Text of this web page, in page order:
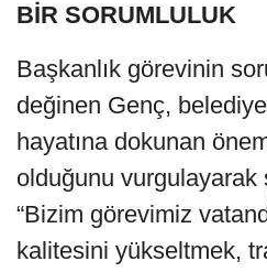
BİR SORUMLULUK
Başkanlık görevinin
değinen Genç,
hayatına dokunan
olduğunu vurgulayarak
“Bizim görevimiz
kalitesini yükseltmek,